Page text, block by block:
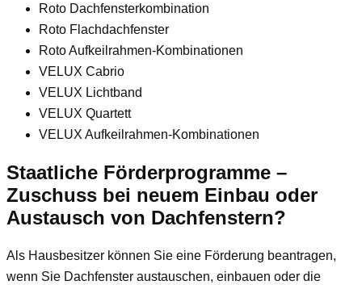
Roto Dachfensterkombination
Roto Flachdachfenster
Roto Aufkeilrahmen-Kombinationen
VELUX Cabrio
VELUX Lichtband
VELUX Quartett
VELUX Aufkeilrahmen-Kombinationen
Staatliche Förderprogramme –
Zuschuss bei neuem Einbau oder
Austausch von Dachfenstern?
Als Hausbesitzer können Sie eine Förderung beantragen,
wenn Sie Dachfenster austauschen, einbauen oder die